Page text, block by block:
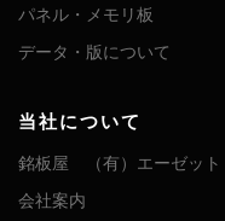
パネル・メモリ板
データ・版について
当社について
銘板屋 （有）エーゼット
会社案内